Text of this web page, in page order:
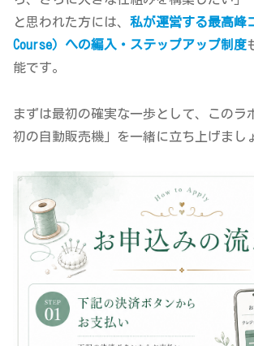
と思われた方には、 私が運営する最高峰
Course）への編入・ステップアップ制度
能です。
まずは最初の確実な一歩として、このラ
初の自動販売機」を一緒に立ち上げまし